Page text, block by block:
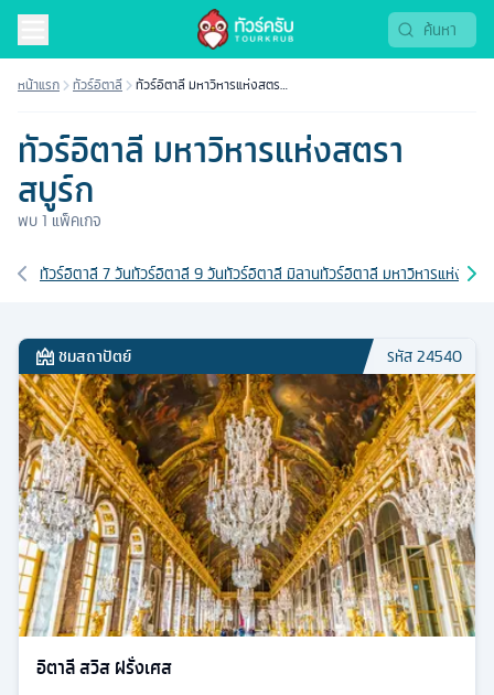
หน้าแรก ทัวร์อิตาลี
ทัวร์อิตาลี มหาวิหารแห่งสตรา
ทัวร์อิตาลี มหาวิหารแห่งสตรา
สบูร์ก
พบ1 แพ็คเกจ
เส้นทางที่เกี่ยวข้อง
ทัวร์อิตาลี 7 วันทัวร์อิตาลี 9 วันทัวร์อิตาลี มิลานทัวร์อิตาลี มหาวิหารแห่งเมือ
ชมสถาปัตย์ รหัส24540
อิตาลี สวิส ฝรั่งเศส